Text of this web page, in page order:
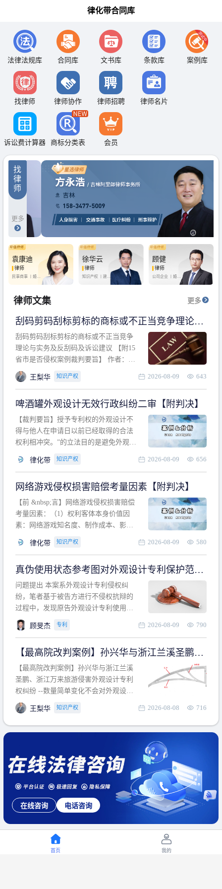
律化带合同库
法律法规库 合同库 文书库 条款库 案例库
找律师 律师协作 律师招聘 律师名片
诉讼费计算器 商标分类表 会员
找
律
师
更多
袁康迪
律师
民事商事 丨 婚姻
徐华云
律师
知识产权 丨 建设
顾健
律师
公司企业 丨婚姻
房产纠纷
律师文集 更多
刮码剪码刮标剪标的商标或不正当竞争理论与
实务及反刮码及诉讼建议 【附15省市是否侵权
案例裁判要旨】
刮码剪码刮标剪标的商标或不正当竞争
理论与实务及反刮码及诉讼建议 【附15
省市是否侵权案例裁判要旨】 作者：浙
江杭知桥律师事务所 王梨华 周靖超 【导
读】 第一部分：刮码剪码刮标剪标的商
诉讼建议 第二部分：15省市是否侵权案
例的裁判要旨 目录 第一部分、刮码剪码
刮
王梨华 知识产权 2026-08-09 643
啤酒罐外观设计无效行政纠纷二审【附判决】
【裁判要旨】授予专利权的外观设计不
得与他人在申请日以前已经取得的合法
权利相冲突。”的立法目的是避免外观设
冲突。基于此，凡是因该外观设计的实
于该款规定的规制范畴。“合法权利”不宜
作狭义解释，一般情况下，只要依法享
有的、在本专利申请日之
律化带 知识产权 2026-08-09 656
网络游戏侵权损害赔偿考量因素【附判决】
【前 &nbsp;言】网络游戏侵权损害赔偿
考量因素：（1）权利客体本身价值因
素：网络游戏知名度、制作成本、影响
利角度因素：被诉侵权游戏销售数量、
人数、活跃人数、市场占用率；（3）被
告主观因素：被告的主观恶意、是否明
知或应知、是否有
律化带 知识产权 2026-08-09 580
真伪使用状态参考图对外观设计专利保护范围
的影响
问题提出 本案系外观设计专利侵权纠
纷，笔者基于被告方进行不侵权抗辩的
过程中，发现原告外观设计专利使用状
态参考图中的外观设计与被告涉案商品
的视觉效果存在显著区别。故就使用状
保护范围确定进行了研究，将办案体会
与研究过程记录如下： 简要结论： 笔者
提出使用状态参考图应以
顾旻杰 专利 2026-08-09 790
【最高院改判案例】孙兴华与浙江兰溪圣鹏、
浙江万来旅游侵害外观设计专利权纠纷
【最高院改判案例】孙兴华与浙江兰溪
圣鹏、浙江万来旅游侵害外观设计专利
权纠纷 --数量简单变化不会对外观设计
产生视觉影响，及现有设计抗辩与专利
无效再审改判可以执行回转 【承办律
师】 王梨华 浙江杭知桥律师事务所 【案
民再2
王梨华 知识产权 2026-08-08 716
在线咨询 电话咨询
首页 我的